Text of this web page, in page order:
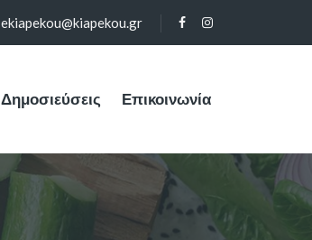
ekiapekou@kiapekou.gr
Δημοσιεύσεις Επικοινωνία